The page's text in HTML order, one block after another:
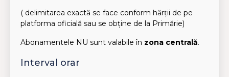
( delimitarea exactă se face conform hărții de pe
platforma oficială sau se obține de la Primărie)
Abonamentele NU sunt valabile în zona centrală.
Interval orar